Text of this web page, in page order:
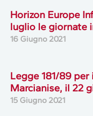
Horizon Europe
luglio le giornate
16 Giugno 2021
Legge 181/89
Marcianise, il 22
15 Giugno 2021